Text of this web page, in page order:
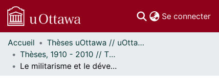
Se connecter
Communautés
et collections
Parcourir
Accueil
Thèses uOttawa // uOttawa Theses
Thèses, 1910 - 2010 // Theses, 1910 - 2010
Le militarisme et le développement du capital : une étude théorique des arguments classiques et contenporains sur les dynamiques fondamentales du capitalisme.